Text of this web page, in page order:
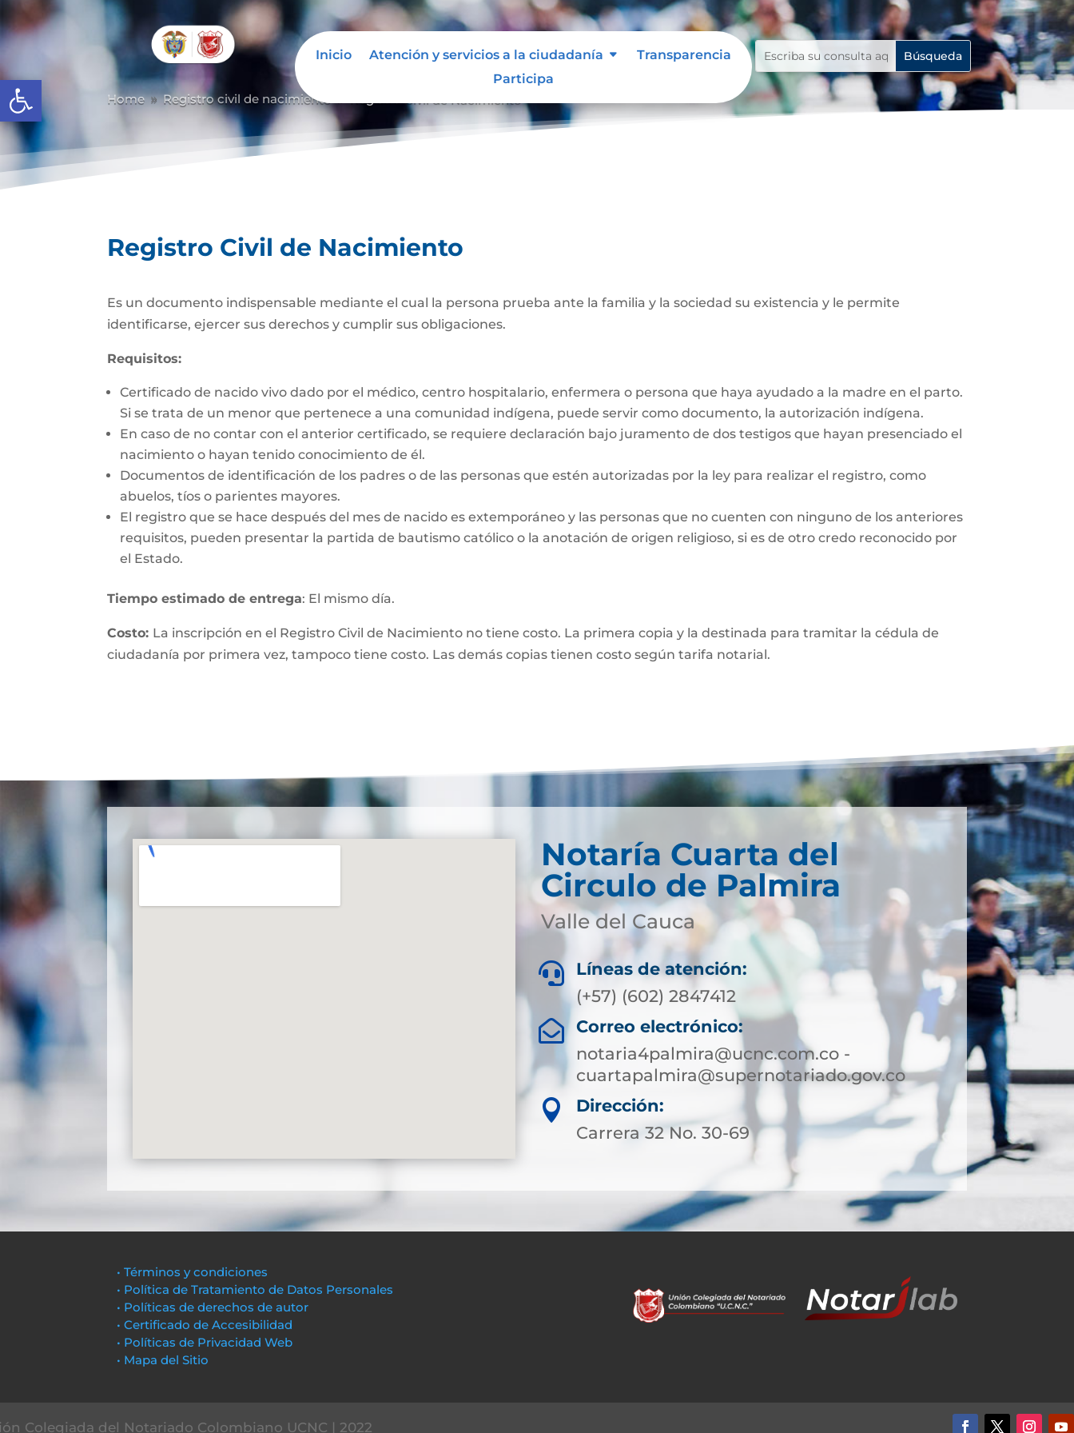
Abrir barra de herramientas
Inicio Atención y servicios a la ciudadanía
Transparencia
Participa
Home 9 Registro civil de nacimiento
Registro Civil de Nacimiento
Es un documento indispensable mediante el cual la persona prueba ante la familia y la sociedad su existencia y le permite
identificarse, ejercer sus derechos y cumplir sus obligaciones.
Requisitos:
Certificado de nacido vivo dado por el médico, centro hospitalario, enfermera o persona que haya ayudado a la madre en el parto.
Si se trata de un menor que pertenece a una comunidad indígena, puede servir como documento, la autorización indígena.
En caso de no contar con el anterior certificado, se requiere declaración bajo juramento de dos testigos que hayan presenciado el
nacimiento o hayan tenido conocimiento de él.
Documentos de identificación de los padres o de las personas que estén autorizadas por la ley para realizar el registro, como
abuelos, tíos o parientes mayores.
El registro que se hace después del mes de nacido es extemporáneo y las personas que no cuenten con ninguno de los anteriores
requisitos, pueden presentar la partida de bautismo católico o la anotación de origen religioso, si es de otro credo reconocido por
el Estado.
Tiempo estimado de entrega: El mismo día.
Costo: La inscripción en el Registro Civil de Nacimiento no tiene costo. La primera copia y la destinada para tramitar la cédula de
ciudadanía por primera vez, tampoco tiene costo. Las demás copias tienen costo según tarifa notarial.
Notaría Cuarta del
Circulo de Palmira
Valle del Cauca

Líneas de atención:
(+57) (602) 2847412

Correo electrónico:
notaria4palmira@ucnc.com.co -
cuartapalmira@supernotariado.gov.co

Dirección:
Carrera 32 No. 30-69
• Términos y condiciones
• Política de Tratamiento de Datos Personales
• Políticas de derechos de autor
• Certificado de Accesibilidad
• Políticas de Privacidad Web
• Mapa del Sitio
Colegiada del Notariado Colombiano UCNC | 2022